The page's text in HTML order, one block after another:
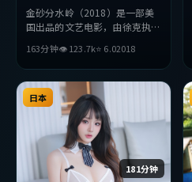
金砂分水岭（2018）是一部美
国出品的文艺电影，由徐克执
主演。影片在叙事与视听上力求
突破，探讨人性与抉择，节奏张
弛有度，适合喜欢该类型的观众
完整观看。
163分钟👁123.7k⭐ 6.02018
181分钟
日本